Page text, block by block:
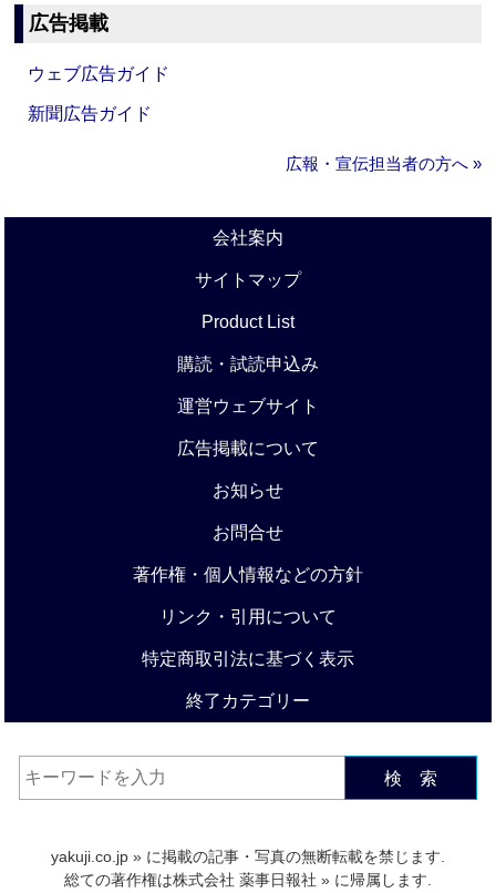
広告掲載
ウェブ広告ガイド
新聞広告ガイド
広報・宣伝担当者の方へ »
会社案内
サイトマップ
Product List
購読・試読申込み
運営ウェブサイト
広告掲載について
お知らせ
お問合せ
著作権・個人情報などの方針
リンク・引用について
特定商取引法に基づく表示
終了カテゴリー
検 索
yakuji.co.jp » に掲載の記事・写真の無断転載を禁じます.
総ての著作権は株式会社 薬事日報社 » に帰属します.